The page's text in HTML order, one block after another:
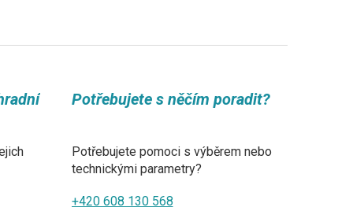
Potřebujete s něčím poradit?
Potřebujete pomoci s výběrem nebo
technickými parametry?
+420 608 130 568